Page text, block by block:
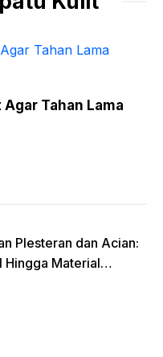
Tahan Lama
Plesteran dan Acian:
Hingga Material